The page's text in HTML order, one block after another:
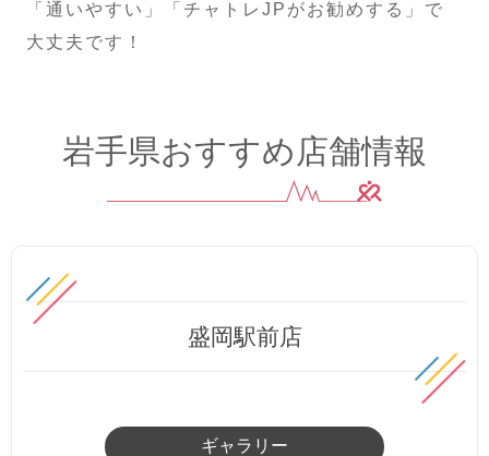
「通いやすい」「チャトレJPがお勧めする」で
大丈夫です！
岩手県おすすめ店舗情報
盛岡駅前店
ギャラリー